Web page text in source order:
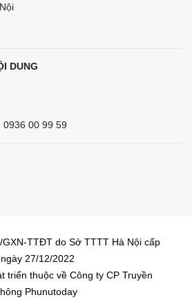
DUNG
0936 00 99 59
TTĐT do Sở TTTT Hà Nội cấp
ngày 27/12/2022
triển thuộc về Công ty CP Truyền
Phunutoday